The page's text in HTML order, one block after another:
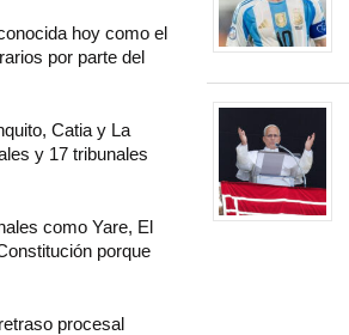
hoy como el
por parte del
Catia y La
y 17 tribunales
como Yare, El
porque
procesal